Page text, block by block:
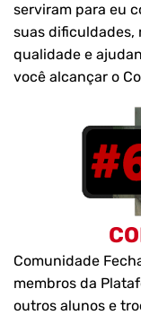
serviram para eu
suas dificuldades,
qualidade e
você alcançar o
Comunidade
membros da
outros alunos e